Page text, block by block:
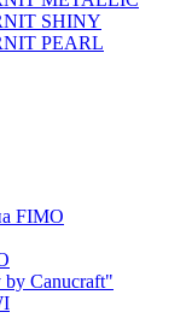
SHINY
PEARL
FIMO
by Canucraft"